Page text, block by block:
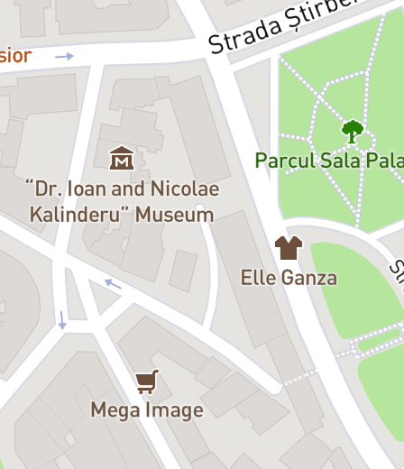
Metamorfozalui Kafka nu e o
Yuri Kordonsky
Distribuția:
Gregor:
Marius Turdeanu, Matei
Grete:
Oana Predescu
Mama:
Mihaela Trofimov
Tatăl:
Bogdan Nechifor
Servitoarea:
Dana Marineci
Administratorul-șef:Mihai
Primul chiriaș:
Dan Clucinschi
Al doilea chiriaș:
Dragoș Spahiu
Al treilea chiriaș:Ovidiu Ușvat